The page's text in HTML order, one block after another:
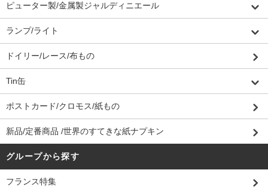
ピューター製/金属製ジャルディニエール
ランプ/ライト
ドイリー/レース/布もの
Tin缶
ポストカード/クロモス/紙もの
新品/定番商品 /世界のすてきな紙ナプキン
グループから探す
フランス特集